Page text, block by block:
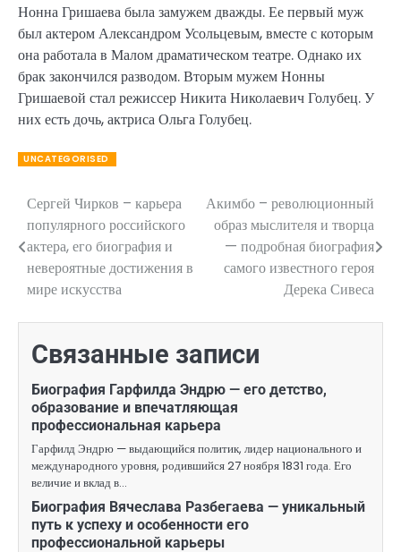
Нонна Гришаева была замужем дважды. Ее первый муж
был актером Александром Усольцевым, вместе с которым
она работала в Малом драматическом театре. Однако их
брак закончился разводом. Вторым мужем Нонны
Гришаевой стал режиссер Никита Николаевич Голубец. У
них есть дочь, актриса Ольга Голубец.
UNCATEGORISED
Навигация
по
записям
Сергей Чирков – карьера
популярного российского
актера, его биография и
невероятные достижения в
мире искусства
Акимбо – революционный
образ мыслителя и творца
— подробная биография
самого известного героя
Дерека Сивеса
Связанные записи
Биография Гарфилда Эндрю — его детство,
образование и впечатляющая
профессиональная карьера
Гарфилд Эндрю — выдающийся политик, лидер национального и
международного уровня, родившийся 27 ноября 1831 года. Его
величие и вклад в…
Биография Вячеслава Разбегаева — уникальный
путь к успеху и особенности его
профессиональной карьеры